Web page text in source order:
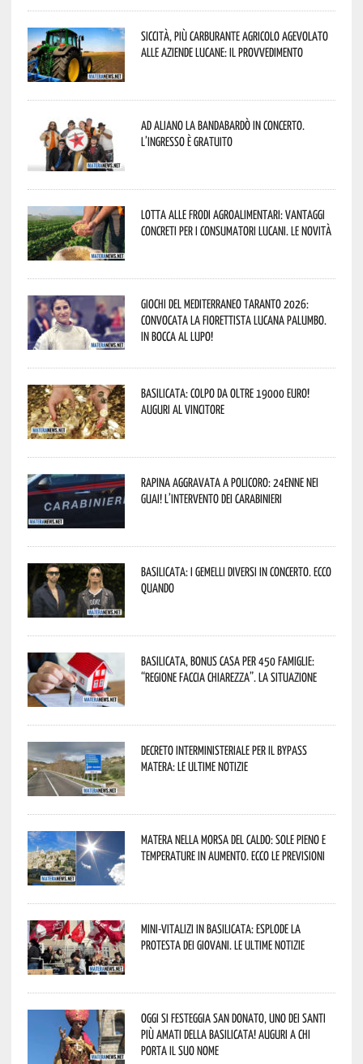
Siccità, più carburante agricolo agevolato
alle aziende lucane: il provvedimento
Ad Aliano la Bandabardò in concerto.
L’ingresso è gratuito
Lotta alle frodi agroalimentari: vantaggi
concreti per i consumatori lucani. Le novità
Giochi del Mediterraneo Taranto 2026:
convocata la fiorettista lucana Palumbo.
In bocca al lupo!
Basilicata: colpo da oltre 19000 Euro!
Auguri al vincitore
Rapina aggravata a Policoro: 24enne nei
guai! L’intervento dei Carabinieri
Basilicata: i Gemelli DiVersi in concerto. Ecco
quando
Basilicata, Bonus casa per 450 famiglie:
“Regione faccia chiarezza”. La situazione
Decreto interministeriale per il Bypass
Matera: le ultime notizie
Matera nella morsa del caldo: sole pieno e
temperature in aumento. Ecco le previsioni
Mini-vitalizi in Basilicata: esplode la
protesta dei giovani. Le ultime notizie
Oggi si festeggia San Donato, uno dei Santi
più amati della Basilicata! Auguri a chi
porta il suo nome